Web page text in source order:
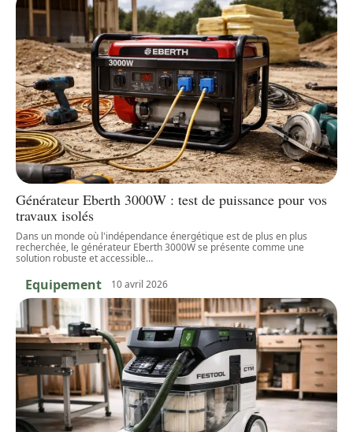
Générateur Eberth 3000W : test de puissance pour vos
travaux isolés
Dans un monde où l'indépendance énergétique est de plus en plus
recherchée, le générateur Eberth 3000W se présente comme une
solution robuste et accessible…
Equipement 10 avril 2026